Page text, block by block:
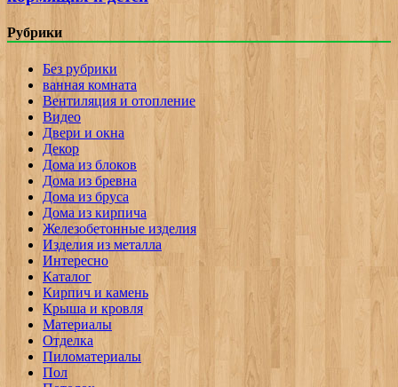
Рубрики
Без рубрики
ванная комната
Вентиляция и отопление
Видео
Двери и окна
Декор
Дома из блоков
Дома из бревна
Дома из бруса
Дома из кирпича
Железобетонные изделия
Изделия из металла
Интересно
Каталог
Кирпич и камень
Крыша и кровля
Материалы
Отделка
Пиломатериалы
Пол